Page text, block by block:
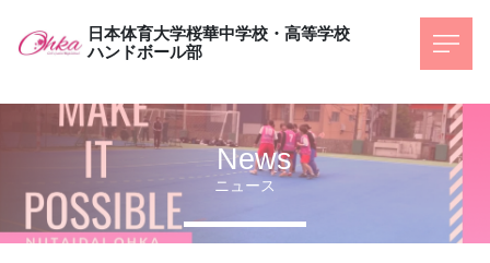
日本体育大学桜華中学校・高等学校
ハンドボール部
ニュース
News